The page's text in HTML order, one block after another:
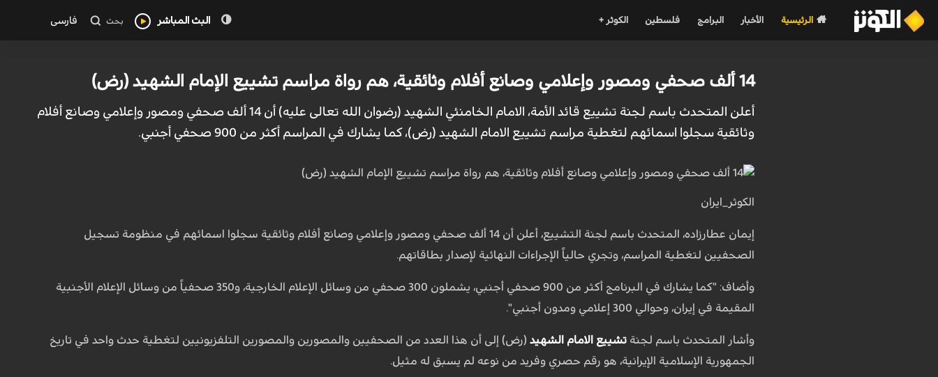
الرئيسية الأخبار البرامج فلسطين الكوثر + البث المباشر بحث فارسی
14 ألف صحفي ومصور وإعلامي وصانع أفلام وثائقية، هم رواة مراسم تشييع الإمام الشهيد (رض)
أعلن المتحدث باسم لجنة تشييع قائد الأمة، الامام الخامنئي الشهيد (رضوان الله تعالى عليه) أن 14 ألف صحفي ومصور وإعلامي وصانع أفلام
وثائقية سجلوا اسمائهم لتغطية مراسم تشييع الامام الشهيد (رض)، كما يشارك في المراسم أكثر من 900 صحفي أجنبي.
الكوثر_ايران
إيمان عطارزاده، المتحدث باسم لجنة التشييع، أعلن أن 14 ألف صحفي ومصور وإعلامي وصانع أفلام وثائقية سجلوا اسمائهم في منظومة تسجيل
الصحفيين لتغطية المراسم، وتجري حالياً الإجراءات النهائية لإصدار بطاقاتهم.
وأضاف: "كما يشارك في البرنامج أكثر من 900 صحفي أجنبي، يشملون 300 صحفي من وسائل الإعلام الخارجية، و350 صحفياً من وسائل الإعلام الأجنبية
المقيمة في إيران، وحوالي 300 إعلامي ومدون أجنبي".
وأشار المتحدث باسم لجنة تشييع الامام الشهيد(رض) إلى أن هذا العدد من الصحفيين والمصورين والمصورين التلفزيونيين لتغطية حدث واحد في تاريخ
الجمهورية الإسلامية الإيرانية، هو رقم حصري وفريد من نوعه لم يسبق له مثيل.